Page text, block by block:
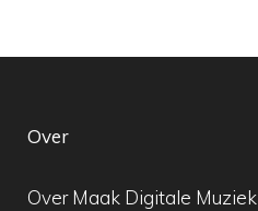
Over
Over Maak Digitale Muziek